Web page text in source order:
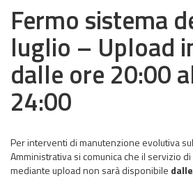
Fermo sistema
luglio – Upload
dalle ore 20:00
24:00
Per interventi di manutenzione evolutiva
Amministrativa si comunica che il servizio
mediante upload non sarà disponibile